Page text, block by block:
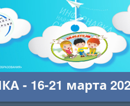
- 16-21 марта